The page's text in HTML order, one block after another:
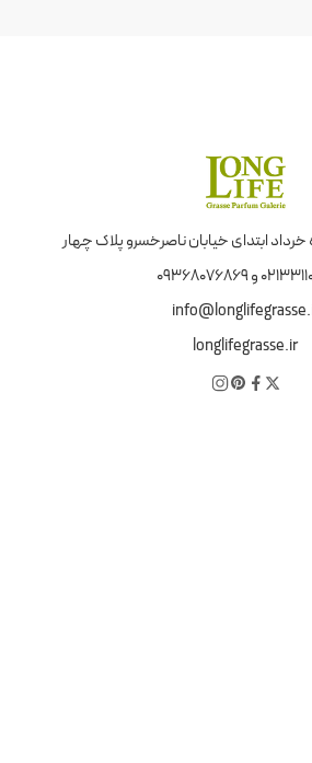
خرداد ابتدای خیابان ناصرخسرو پلاک چهار
و 09368076869
longlifegrasse.ir